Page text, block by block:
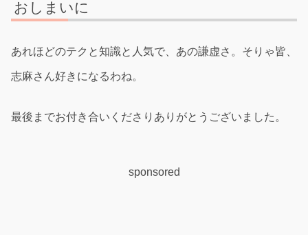
おしまいに
あれほどのテクと知識と人気で、あの謙虚さ。そりゃ皆、
志麻さん好きになるわね。
最後までお付き合いくださりありがとうございました。
sponsored